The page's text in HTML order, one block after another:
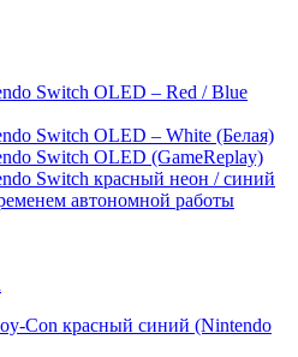
Switch OLED – Red / Blue
Switch OLED – White (Белая)
Switch OLED (GameReplay)
Switch красный неон / синий
автономной работы
Con красный синий (Nintendo